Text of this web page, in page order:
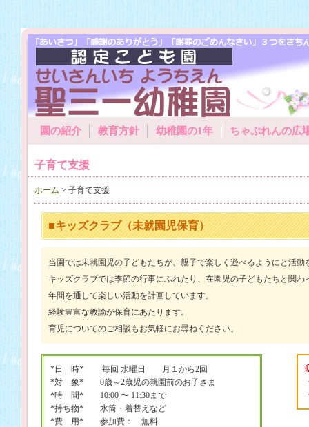
園の紹介 教育方針 幼稚園の1年 ちゃぷれんの広
子育て支援
ホーム > 子育て支援
■キッズクラブ（未就園児保育）
当園では未就園児の子どもたちが、親子で楽しく遊べるようにと活動
キッズクラブでは季節の行事にふれたり、在園児の子どもたちと関わ
年間を通して楽しい活動を計画しています。
経験豊富な教諭が保育にあたります。
育児についてのご相談もお気軽にお尋ねください。
*日 時* 毎回 水曜日 月１から2回
*対 象* 0歳～2歳児の就園前のお子さま
*時 間* 10:00 〜 11:30まで
*持ち物* 水筒・着替えなど
*費 用* 参加費： 無料